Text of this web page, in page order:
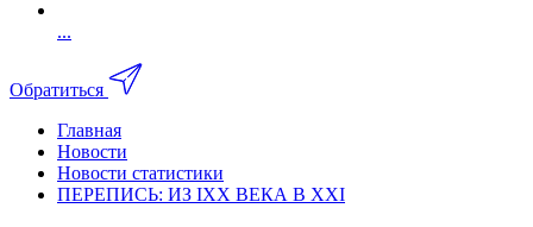
...
Обратиться
Главная
Новости
Новости статистики
ПЕРЕПИСЬ: ИЗ IXX ВЕКА В XXI